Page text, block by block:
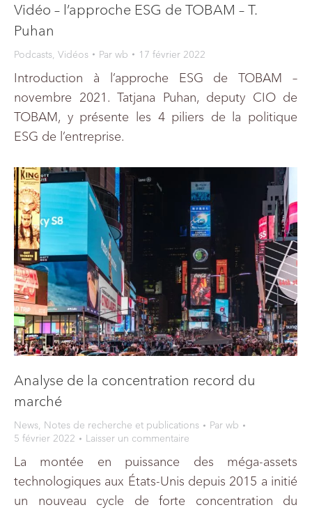
Vidéo – l’approche ESG de TOBAM – T.
Puhan
Podcasts, Vidéos Par wb 17 février 2022
Introduction à l’approche ESG de TOBAM –
novembre 2021. Tatjana Puhan, deputy CIO de
TOBAM, y présente les 4 piliers de la politique
ESG de l’entreprise.
Analyse de la concentration record du
marché
News, Notes de recherche et publications Par wb
5 février 2022
Laisser un commentaire
La montée en puissance des méga-assets
technologiques aux États-Unis depuis 2015 a initié
un nouveau cycle de forte concentration du